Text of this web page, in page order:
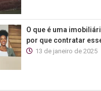
O que é uma
por que contratar
13 de janeiro de 2025